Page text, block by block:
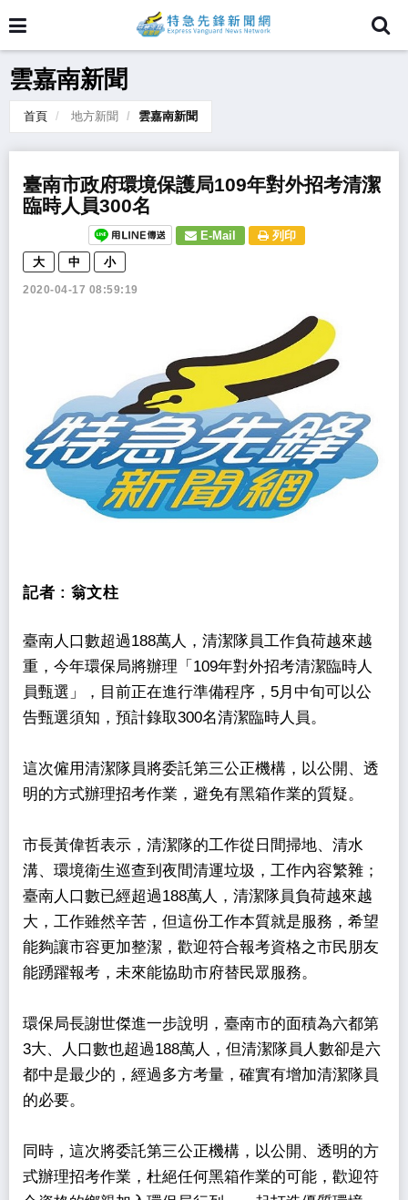
雲嘉南新聞
首頁 地方新聞 雲嘉南新聞
臺南市政府環境保護局109年對外招考清潔
臨時人員300名
E-Mail
列印
大
中 小
2020-04-17 08:59:19
記者 : 翁文柱
臺南人口數超過188萬人，清潔隊員工作負荷越來越
重，今年環保局將辦理「109年對外招考清潔臨時人
員甄選」，目前正在進行準備程序，5月中旬可以公
告甄選須知，預計錄取300名清潔臨時人員。
這次僱用清潔隊員將委託第三公正機構，以公開、透
明的方式辦理招考作業，避免有黑箱作業的質疑。
市長黃偉哲表示，清潔隊的工作從日間掃地、清水
溝、環境衛生巡查到夜間清運垃圾，工作內容繁雜；
臺南人口數已經超過188萬人，清潔隊員負荷越來越
大，工作雖然辛苦，但這份工作本質就是服務，希望
能夠讓市容更加整潔，歡迎符合報考資格之市民朋友
能踴躍報考，未來能協助市府替民眾服務。
環保局長謝世傑進一步說明，臺南市的面積為六都第
3大、人口數也超過188萬人，但清潔隊員人數卻是六
都中是最少的，經過多方考量，確實有增加清潔隊員
的必要。
同時，這次將委託第三公正機構，以公開、透明的方
式辦理招考作業，杜絕任何黑箱作業的可能，歡迎符